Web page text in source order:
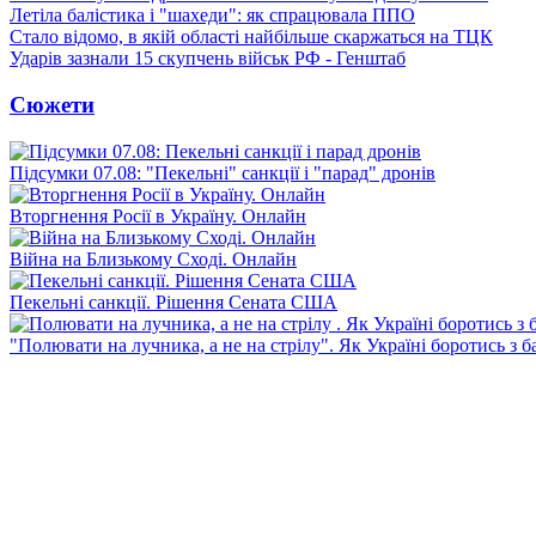
Летіла балістика і "шахеди": як спрацювала ППО
Стало відомо, в якій області найбільше скаржаться на ТЦК
Ударів зазнали 15 скупчень військ РФ - Генштаб
Сюжети
Підсумки 07.08: "Пекельні" санкції і "парад" дронів
Вторгнення Росії в Україну. Онлайн
Війна на Близькому Сході. Онлайн
Пекельні санкції. Рішення Сената США
"Полювати на лучника, а не на стрілу". Як Україні боротись з